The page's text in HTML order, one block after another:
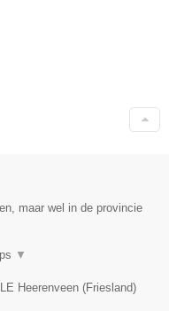
maar wel in de provincie
▼
Heerenveen (Friesland)